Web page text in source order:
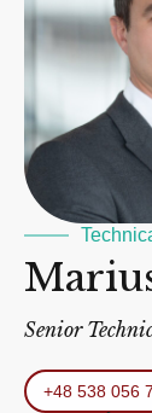
Senior
+48 538 056